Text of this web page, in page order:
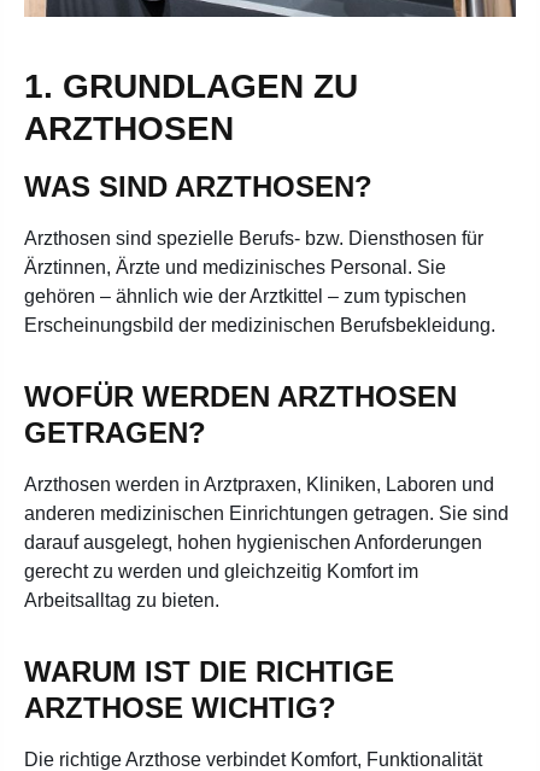
1. GRUNDLAGEN ZU
ARZTHOSEN
WAS SIND ARZTHOSEN?
Arzthosen sind spezielle Berufs- bzw. Diensthosen für
Ärztinnen, Ärzte und medizinisches Personal. Sie
gehören – ähnlich wie der Arztkittel – zum typischen
Erscheinungsbild der medizinischen Berufsbekleidung.
WOFÜR WERDEN ARZTHOSEN
GETRAGEN?
Arzthosen werden in Arztpraxen, Kliniken, Laboren und
anderen medizinischen Einrichtungen getragen. Sie sind
darauf ausgelegt, hohen hygienischen Anforderungen
gerecht zu werden und gleichzeitig Komfort im
Arbeitsalltag zu bieten.
WARUM IST DIE RICHTIGE
ARZTHOSE WICHTIG?
Die richtige Arzthose verbindet Komfort, Funktionalität